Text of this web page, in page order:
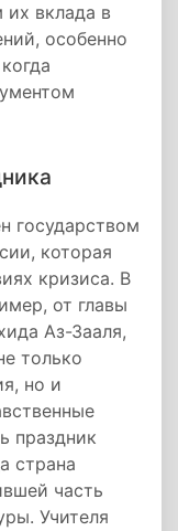
их вклада в
особенно
государством
которая
кризиса. В
от главы
Аз-Зааля,
только
но и
праздник
страна
часть
Учителя